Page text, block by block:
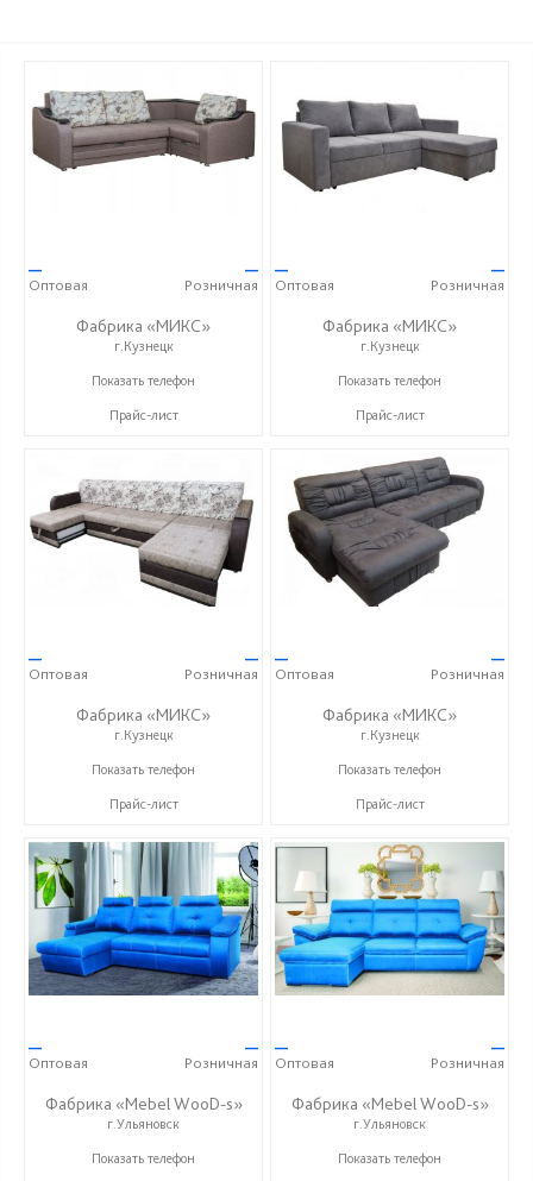
—
Оптовая
—
Розничная
Фабрика «МИКС»
г.Кузнецк
+7 (937) 423-36-37
Показать телефон
Прайс-лист
—
Оптовая
—
Розничная
Фабрика «МИКС»
г.Кузнецк
+7 (937) 423-36-37
Показать телефон
Прайс-лист
—
Оптовая
—
Розничная
Фабрика «МИКС»
г.Кузнецк
+7 (937) 423-36-37
Показать телефон
Прайс-лист
—
Оптовая
—
Розничная
Фабрика «МИКС»
г.Кузнецк
+7 (937) 423-36-37
Показать телефон
Прайс-лист
—
Оптовая
—
Розничная
Фабрика «Mebel WooD-s»
г.Ульяновск
+7 (906) 140-08-08
Показать телефон
—
Оптовая
—
Розничная
Фабрика «Mebel WooD-s»
г.Ульяновск
+7 (906) 140-08-08
Показать телефон